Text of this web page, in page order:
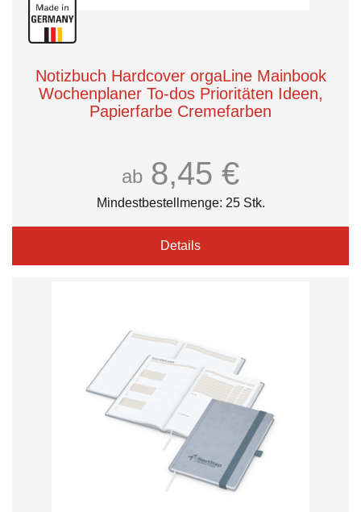
Notizbuch Hardcover orgaLine Mainbook
Wochenplaner To-dos Prioritäten Ideen,
Papierfarbe Cremefarben
ab 8,45 €
Mindestbestellmenge: 25 Stk.
Details